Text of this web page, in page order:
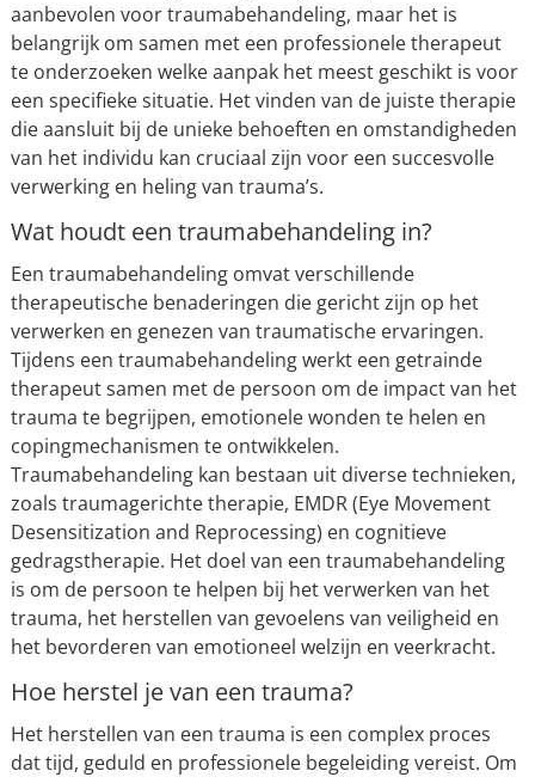
aanbevolen voor traumabehandeling, maar het is
belangrijk om samen met een professionele therapeut
te onderzoeken welke aanpak het meest geschikt is voor
een specifieke situatie. Het vinden van de juiste therapie
die aansluit bij de unieke behoeften en omstandigheden
van het individu kan cruciaal zijn voor een succesvolle
verwerking en heling van trauma’s.
Wat houdt een traumabehandeling in?
Een traumabehandeling omvat verschillende
therapeutische benaderingen die gericht zijn op het
verwerken en genezen van traumatische ervaringen.
Tijdens een traumabehandeling werkt een getrainde
therapeut samen met de persoon om de impact van het
trauma te begrijpen, emotionele wonden te helen en
copingmechanismen te ontwikkelen.
Traumabehandeling kan bestaan uit diverse technieken,
zoals traumagerichte therapie, EMDR (Eye Movement
Desensitization and Reprocessing) en cognitieve
gedragstherapie. Het doel van een traumabehandeling
is om de persoon te helpen bij het verwerken van het
trauma, het herstellen van gevoelens van veiligheid en
het bevorderen van emotioneel welzijn en veerkracht.
Hoe herstel je van een trauma?
Het herstellen van een trauma is een complex proces
dat tijd, geduld en professionele begeleiding vereist. Om